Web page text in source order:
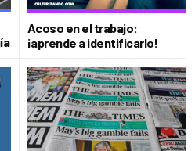
Acoso en el trabajo:
¡aprende a identificarlo!